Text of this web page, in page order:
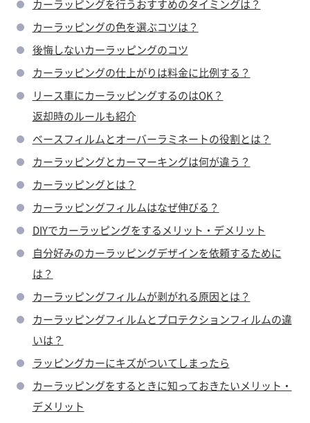
カーラッピングを行うおすすめのタイミングは？
カーラッピングの色を選ぶコツは？
後悔しないカーラッピングのコツ
カーラッピングの仕上がりは料金に比例する？
リース車にカーラッピングするのはOK？
返却時のルールも紹介
ベースフィルムとオーバーラミネートの役割とは？
カーラッピングとカーマーキングは何が違う？
カーラッピングとは？
カーラッピングフィルムはなぜ伸びる？
DIYでカーラッピングをするメリット・デメリット
自分好みのカーラッピングデザインを依頼するために
は？
カーラッピングフィルムが剥がれる原因とは？
カーラッピングフィルムとプロテクションフィルムの違
いは？
ラッピングカーにキズがついてしまったら
カーラッピングをするときに知っておきたいメリット・
デメリット